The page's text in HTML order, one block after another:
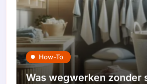
How-To
Was wegwerken zonder